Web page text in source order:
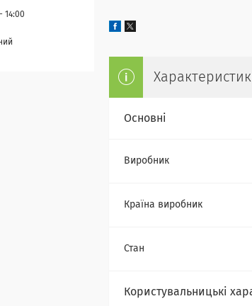
Основні
Виробник
Країна виробник
Стан
Користувальницькі
14:00